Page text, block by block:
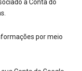
à Conta do
por meio